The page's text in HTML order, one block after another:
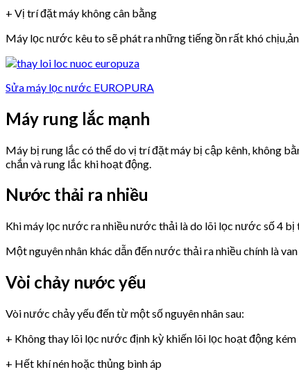
+ Vị trí đặt máy không cân bằng
Máy lọc nước kêu to sẽ phát ra những tiếng ồn rất khó
Sửa máy lọc nước EUROPURA
Máy rung lắc mạnh
Máy bị rung lắc có thể do vị trí đặt máy bị cập kênh, không
chắn và rung lắc khi hoạt động.
Nước thải ra nhiều
Khi máy lọc nước ra nhiều nước thải là do lõi lọc nước số 4
Một nguyên nhân khác dẫn đến nước thải ra nhiều chính là
Vòi chảy nước yếu
Vòi nước chảy yếu đến từ một số nguyên nhân sau:
+ Không thay lõi lọc nước định kỳ khiến lõi lọc hoạt động
+ Hết khí nén hoặc thủng bình áp